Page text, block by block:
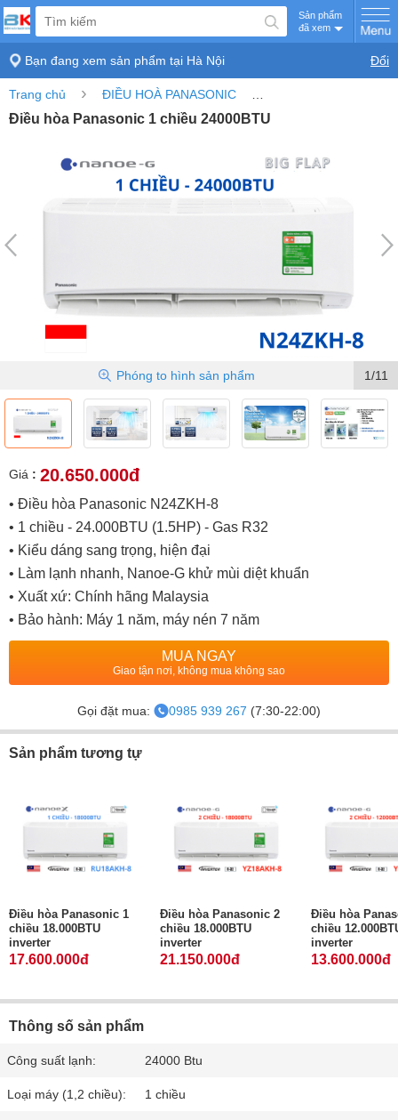
Sản phẩm
đã xem
Bạn đang xem sản phẩm tại Hà Nội Đổi
Trang chủ › ĐIỀU HOÀ PANASONIC
Điều hòa Panasonic 1 chiều 24000BTU
1/11
Phóng to hình sản phẩm
Giá : 20.650.000đ
• Điều hòa Panasonic N24ZKH-8
• 1 chiều - 24.000BTU (1.5HP) - Gas R32
• Kiểu dáng sang trọng, hiện đại
• Làm lạnh nhanh, Nanoe-G khử mùi diệt khuẩn
• Xuất xứ: Chính hãng Malaysia
• Bảo hành: Máy 1 năm, máy nén 7 năm
MUA NGAY
Giao tận nơi, không mua không sao
Gọi đặt mua: 0985 939 267 (7:30-22:00)
Sản phẩm tương tự
Điều hòa Panasonic 1
chiều 18.000BTU
inverter
17.600.000đ
Điều hòa Panasonic 2
chiều 18.000BTU
inverter
21.150.000đ
Điều hòa
chiều
inverter
13.600.000đ
Thông số sản phẩm
Công suất lạnh: 24000 Btu
Loại máy (1,2 chiều): 1 chiều